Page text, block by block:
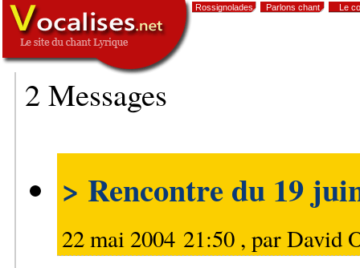
, SIGNATURE
Rossignolades Parlons chant Le
-->
2 Messages
> Rencontre du 19
22 mai 2004 21:50 , parDavid